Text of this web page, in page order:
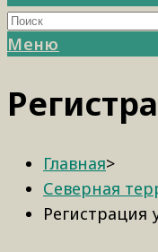
Меню
Главная>
Северная
Регистрация